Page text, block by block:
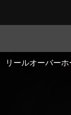
リールオーバー